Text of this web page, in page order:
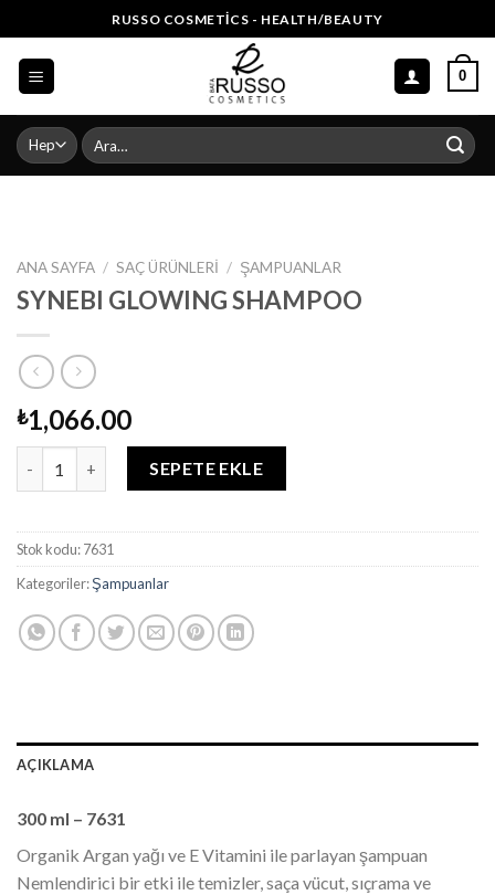
to
content
RUSSO COSMETICS - HEALTH/BEAUTY
0
Ara:
ANA SAYFA / SAÇ ÜRÜNLERI / ŞAMPUANLAR
SYNEBI GLOWING SHAMPOO
₺1,066.00
SYNEBI GLOWING SHAMPOO adet
SEPETE EKLE
Stok kodu:7631
Kategoriler:Şampuanlar
AÇIKLAMA
300 ml – 7631
Organik Argan yağı ve E Vitamini ile parlayan şampuan
Nemlendirici bir etki ile temizler, saça vücut, sıçrama ve